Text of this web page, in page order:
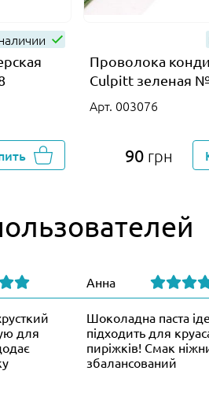
Проволока
Culpitt зеленая
Арт. 003076
90грн
для
Анна
Шоколадна паста
підходить для
пиріжків! Смак
збалансований